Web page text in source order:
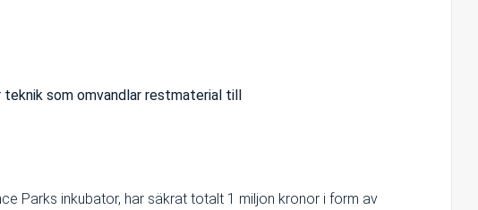
som omvandlar restmaterial till
Parks inkubator, har säkrat totalt 1 miljon kronor i form av